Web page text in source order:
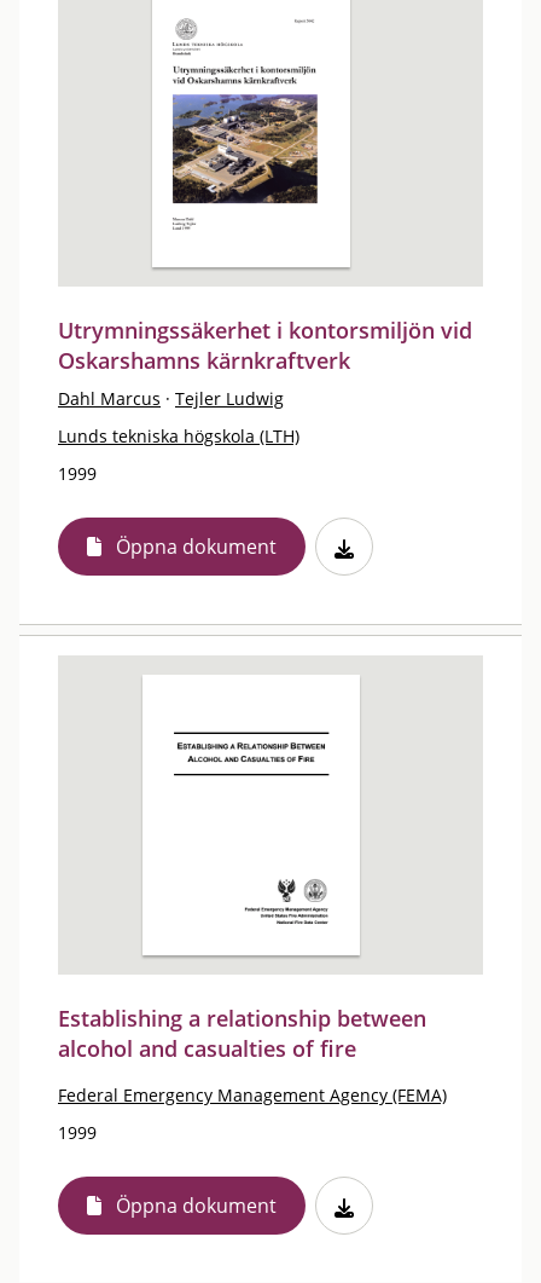
Utrymningssäkerhet i kontorsmiljön vid
Oskarshamns kärnkraftverk
Dahl Marcus · Tejler Ludwig
Lunds tekniska högskola (LTH)
1999
Öppna dokument
Establishing a relationship between
alcohol and casualties of fire
Federal Emergency Management Agency (FEMA)
1999
Öppna dokument